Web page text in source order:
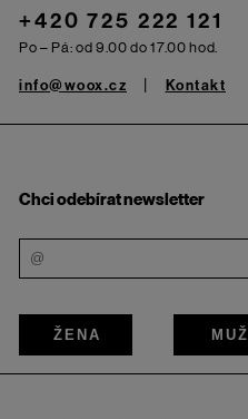
+420 725 222 121
Po – Pá: od 9.00 do 17.00 hod.
info@woox.cz Kontakt
Chci odebírat newsletter
ŽENA MUŽ